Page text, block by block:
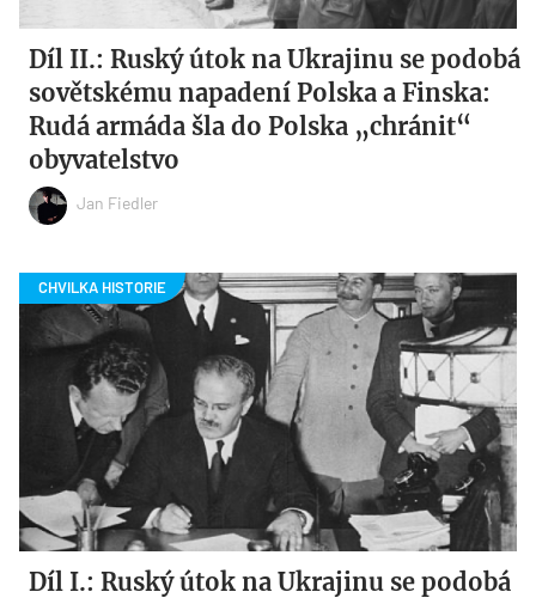
Díl II.: Ruský útok na Ukrajinu se podobá
sovětskému napadení Polska a Finska:
Rudá armáda šla do Polska „chránit“
obyvatelstvo
Jan Fiedler
Díl I.: Ruský útok na Ukrajinu se podobá